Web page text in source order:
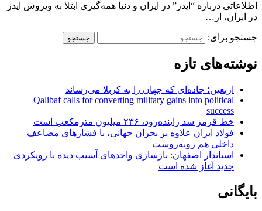
اطلاعاتی درباره “ایدز” در ایران و دنیا همه‌گیری ابتلا به ویروس ایدز
در ایران، از…
جستجو برای:
نوشته‌های تازه
اربعین؛ جاده‌ای که جهان را به کربلا می‌رساند
Qalibaf calls for converting military gains into political
success
خط قرمز سد زاینده‌رود، ۲۳۶ میلیون مترمکعب است
فولاد ایران علاوه بر بحران جهانی، با فشارهای مضاعف
داخلی هم روبه‌روست
استاندار اصفهان: بازسازی واحدهای آسیب دیده با رویکردی
جدید آغاز شده است
بایگانی